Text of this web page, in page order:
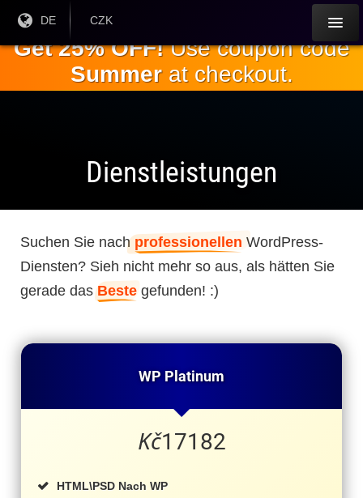
Hauptinhalt
Aktuelle
Sprache:
DE
Aktuelle
CZK
Get 25% OFF!Use coupon code
Summerat checkout.
Dienstleistungen
Suchen Sie nach professionellen WordPress-
Diensten? Sieh nicht mehr so ​​aus, als hätten Sie
gerade dasBeste gefunden! :)
WP Platinum
Kč17182
HTML\PSD Nach WP